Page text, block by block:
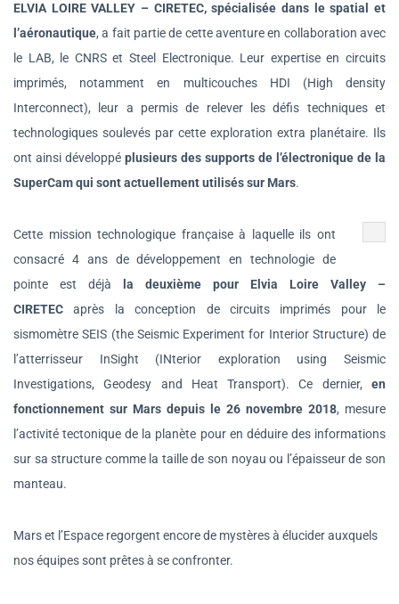
ELVIA LOIRE VALLEY – CIRETEC, spécialisée dans le spatial et
l’aéronautique, a fait partie de cette aventure en collaboration avec
le LAB, le CNRS et Steel Electronique. Leur expertise en circuits
imprimés, notamment en multicouches HDI (High density
Interconnect), leur a permis de relever les défis techniques et
technologiques soulevés par cette exploration extra planétaire. Ils
ont ainsi développé plusieurs des supports de l’électronique de la
SuperCam qui sont actuellement utilisés sur Mars.
Cette mission technologique française à laquelle ils ont
consacré 4 ans de développement en technologie de
pointe est déjà
la deuxième pour Elvia Loire Valley –
CIRETEC après la conception de circuits imprimés pour le
sismomètre SEIS (the Seismic Experiment for Interior Structure) de
l’atterrisseur InSight (INterior exploration using Seismic
Investigations, Geodesy and Heat Transport). Ce dernier, en
fonctionnement sur Mars depuis le 26 novembre 2018, mesure
l’activité tectonique de la planète pour en déduire des informations
sur sa structure comme la taille de son noyau ou l’épaisseur de son
manteau.
Mars et l’Espace regorgent encore de mystères à élucider auxquels
nos équipes sont prêtes à se confronter.